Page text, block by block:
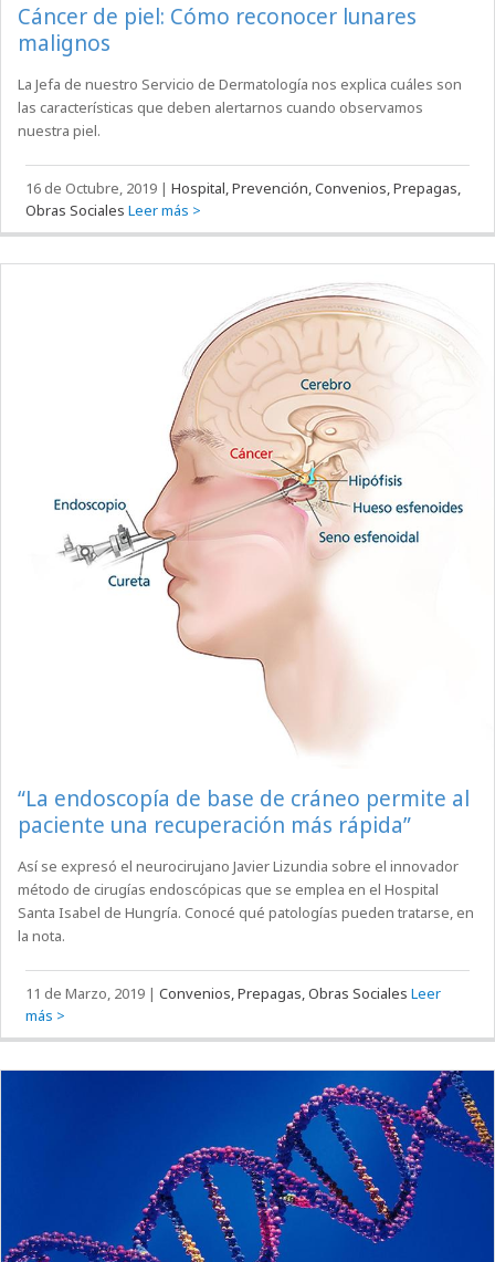
Cáncer de piel: Cómo reconocer lunares
malignos
La Jefa de nuestro Servicio de Dermatología nos explica cuáles son
las características que deben alertarnos cuando observamos
nuestra piel.
16 de Octubre, 2019 |Hospital, Prevención, Convenios, Prepagas,
Obras Sociales Leer más >
“La endoscopía de base de cráneo permite al
paciente una recuperación más rápida”
Así se expresó el neurocirujano Javier Lizundia sobre el innovador
método de cirugías endoscópicas que se emplea en el Hospital
Santa Isabel de Hungría. Conocé qué patologías pueden tratarse, en
la nota.
11 de Marzo, 2019 |Convenios, Prepagas, Obras Sociales Leer
más >